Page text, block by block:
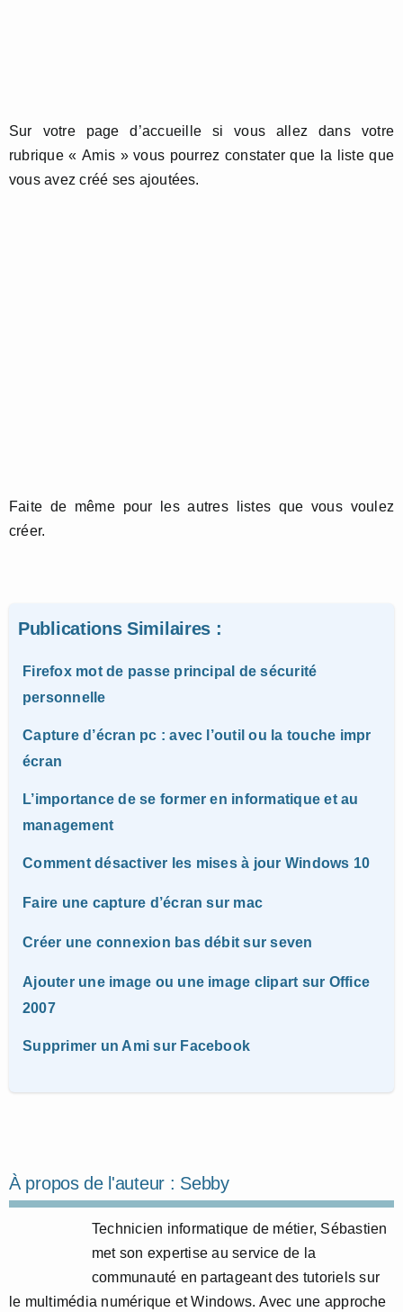
Sur votre page d’accueille si vous allez dans votre
rubrique « Amis » vous pourrez constater que la liste que
vous avez créé ses ajoutées.
Faite de même pour les autres listes que vous voulez
créer.
Publications Similaires :
Firefox mot de passe principal de sécurité
personnelle
Capture d’écran pc : avec l’outil ou la touche impr
écran
L’importance de se former en informatique et au
management
Comment désactiver les mises à jour Windows 10
Faire une capture d’écran sur mac
Créer une connexion bas débit sur seven
Ajouter une image ou une image clipart sur Office
2007
Supprimer un Ami sur Facebook
À propos de l'auteur : Sebby
Technicien informatique de métier, Sébastien
met son expertise au service de la
communauté en partageant des tutoriels sur
le multimédia numérique et Windows. Avec une approche